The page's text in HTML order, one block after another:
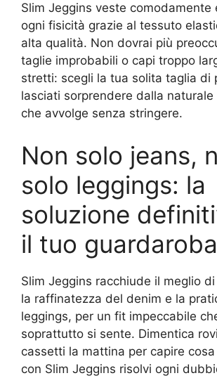
Slim Jeggins veste comodamente
ogni fisicità grazie al tessuto
alta qualità. Non dovrai più
taglie improbabili o capi troppo
stretti: scegli la tua solita taglia di
lasciati sorprendere dalla
che avvolge senza stringere.
Non solo jeans,
solo leggings: la
soluzione
il tuo guardaroba
Slim Jeggins racchiude il meglio
la raffinatezza del denim e la
leggings, per un fit impeccabile
soprattutto si sente. Dimentica
cassetti la mattina per capire
con Slim Jeggins risolvi ogni